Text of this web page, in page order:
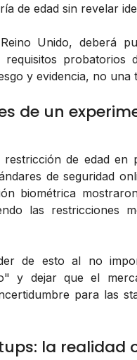
de edad sin revelar
Unido, deberá
probatorios
y evidencia, no
de un
de edad
de seguridad
biométrica
las restricciones
de esto al no
y dejar que el
para las
la realidad